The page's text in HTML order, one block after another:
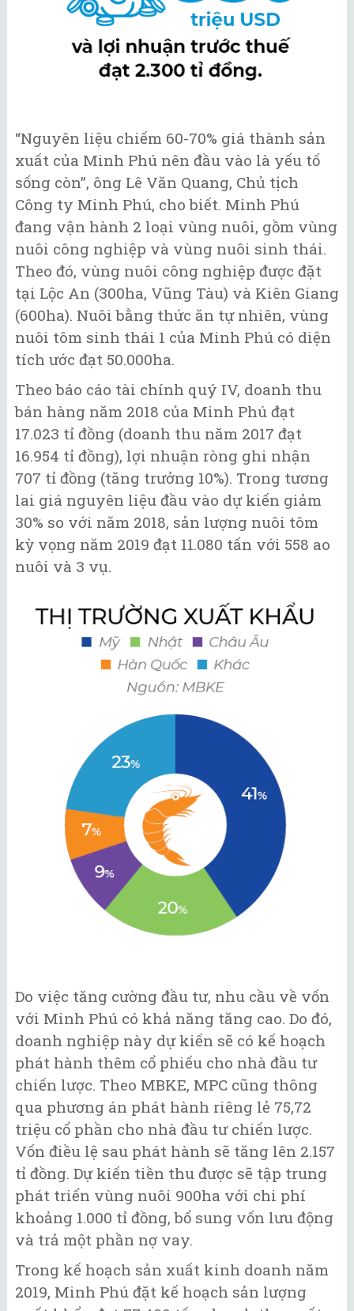
“Nguyên liệu chiếm 60-70% giá thành sản
xuất của Minh Phú nên đầu vào là yếu tố
sống còn”, ông Lê Văn Quang, Chủ tịch
Công ty Minh Phú, cho biết. Minh Phú
đang vận hành 2 loại vùng nuôi, gồm vùng
nuôi công nghiệp và vùng nuôi sinh thái.
Theo đó, vùng nuôi công nghiệp được đặt
tại Lộc An (300ha, Vũng Tàu) và Kiên Giang
(600ha). Nuôi bằng thức ăn tự nhiên, vùng
nuôi tôm sinh thái 1 của Minh Phú có diện
tích ước đạt 50.000ha.
Theo báo cáo tài chính quý IV, doanh thu
bán hàng năm 2018 của Minh Phú đạt
17.023 tỉ đồng (doanh thu năm 2017 đạt
16.954 tỉ đồng), lợi nhuận ròng ghi nhận
707 tỉ đồng (tăng trưởng 10%). Trong tương
lai giá nguyên liệu đầu vào dự kiến giảm
30% so với năm 2018, sản lượng nuôi tôm
kỳ vọng năm 2019 đạt 11.080 tấn với 558 ao
nuôi và 3 vụ.
Do việc tăng cường đầu tư, nhu cầu về vốn
với Minh Phú có khả năng tăng cao. Do đó,
doanh nghiệp này dự kiến sẽ có kế hoạch
phát hành thêm cổ phiếu cho nhà đầu tư
chiến lược. Theo MBKE, MPC cũng thông
qua phương án phát hành riêng lẻ 75,72
triệu cổ phần cho nhà đầu tư chiến lược.
Vốn điều lệ sau phát hành sẽ tăng lên 2.157
tỉ đồng. Dự kiến tiền thu được sẽ tập trung
phát triển vùng nuôi 900ha với chi phí
khoảng 1.000 tỉ đồng, bổ sung vốn lưu động
và trả một phần nợ vay.
Trong kế hoạch sản xuất kinh doanh năm
2019, Minh Phú đặt kế hoạch sản lượng